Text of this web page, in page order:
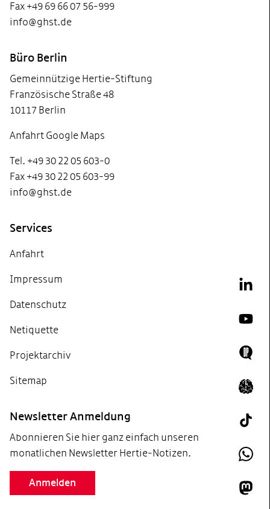
Fax +49 69 66 07 56-999
info@ghst.de
Büro Berlin
Gemeinnützige Hertie-Stiftung
Französische Straße 48
10117 Berlin
Anfahrt Google Maps
Tel. +49 30 22 05 603-0
Fax +49 30 22 05 603-99
info@ghst.de
Services
Anfahrt
Impressum
Datenschutz
Netiquette
Projektarchiv
Sitemap
Newsletter Anmeldung
Abonnieren Sie hier ganz einfach unseren
monatlichen Newsletter Hertie-Notizen.
Anmelden
Icon
Tik